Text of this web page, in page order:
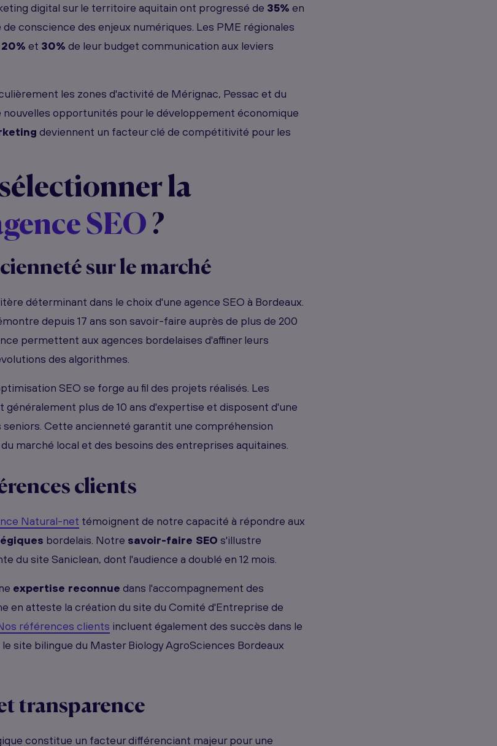
digital sur le territoire aquitain ont progressé de 35% en
conscience des enjeux numériques. Les PME régionales
20% et 30% de leur budget communication aux leviers
les zones d'activité de Mérignac, Pessac et du
nouvelles opportunités pour le développement économique
deviennent un facteur clé de compétitivité pour les
la
SEO ?
sur le marché
déterminant dans le choix d'une agence SEO à Bordeaux.
depuis 17 ans son savoir-faire auprès de plus de 200
permettent aux agences bordelaises d'affiner leurs
des algorithmes.
SEO se forge au fil des projets réalisés. Les
généralement plus de 10 ans d'expertise et disposent d'une
Cette ancienneté garantit une compréhension
marché local et des besoins des entreprises aquitaines.
clients
Natural-net témoignent de notre capacité à répondre aux
bordelais. Notre savoir-faire SEO s'illustre
du site Saniclean, dont l'audience a doublé en 12 mois.
expertise reconnue dans l'accompagnement des
en atteste la création du site du Comité d'Entreprise de
références clients incluent également des succès dans le
site bilingue du Master Biology AgroSciences Bordeaux
transparence
constitue un facteur différenciant majeur pour une